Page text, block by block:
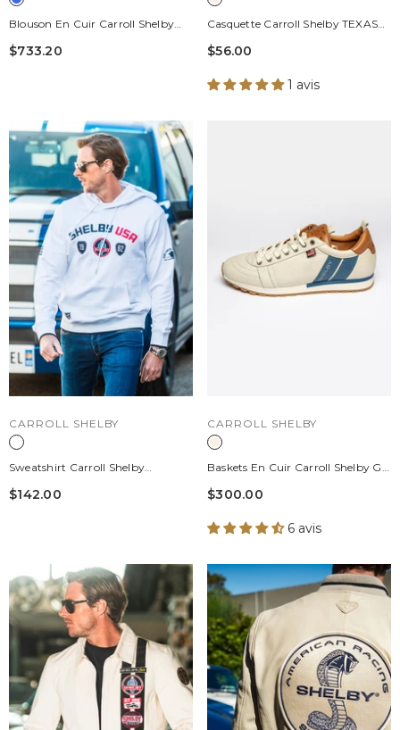
Blouson En Cuir Carroll Shelby
Modèle "Shelby Women" Bleu
$733.20
Casquette Carroll Shelby TEXAS
Écru
$56.00
1 avis
DISTRIBUTEUR :
CARROLL SHELBY
Sweatshirt Carroll Shelby
"Mustang" En Coton Blanc
$142.00
DISTRIBUTEUR :
CARROLL SHELBY
Baskets En Cuir Carroll Shelby GT
Ecru Homme
$300.00
6 avis